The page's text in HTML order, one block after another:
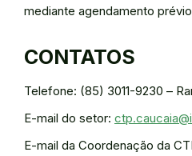
mediante agendamento
CONTATOS
Telefone: (85) 3011-9230 –
E-mail do setor:
E-mail da Coordenação da